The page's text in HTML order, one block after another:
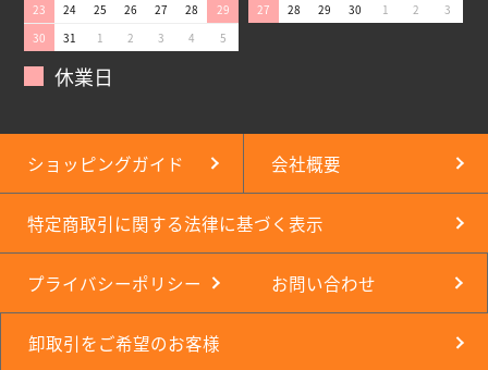
23
24 25 26 27 28
29
30
31 1 2 3 4 5
27
28 29 30 1 2 3
休業日
ショッピングガイド 会社概要
特定商取引に関する法律に基づく表示
プライバシーポリシー お問い合わせ
卸取引をご希望のお客様